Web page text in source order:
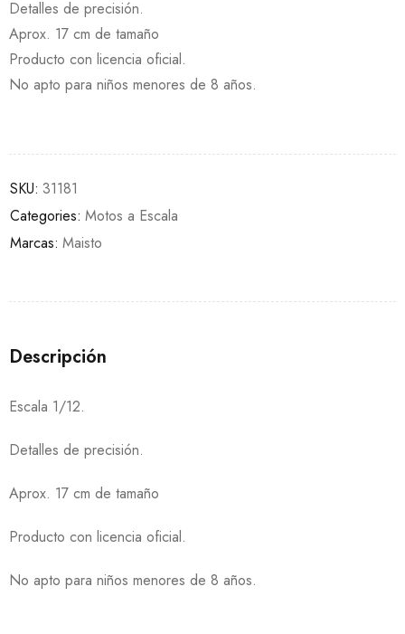
Detalles de precisión.
Aprox. 17 cm de tamaño
Producto con licencia oficial.
No apto para niños menores de 8 años.
SKU: 31181
Categories: Motos a Escala
Marcas: Maisto
Descripción
Escala 1/12.
Detalles de precisión.
Aprox. 17 cm de tamaño
Producto con licencia oficial.
No apto para niños menores de 8 años.